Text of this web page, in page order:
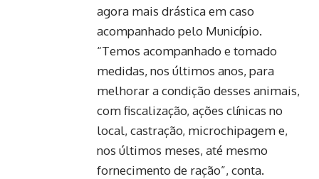
agora mais drástica em caso
acompanhado pelo Município.
“Temos acompanhado e tomado
medidas, nos últimos anos, para
melhorar a condição desses animais,
com fiscalização, ações clínicas no
local, castração, microchipagem e,
nos últimos meses, até mesmo
fornecimento de ração”, conta.